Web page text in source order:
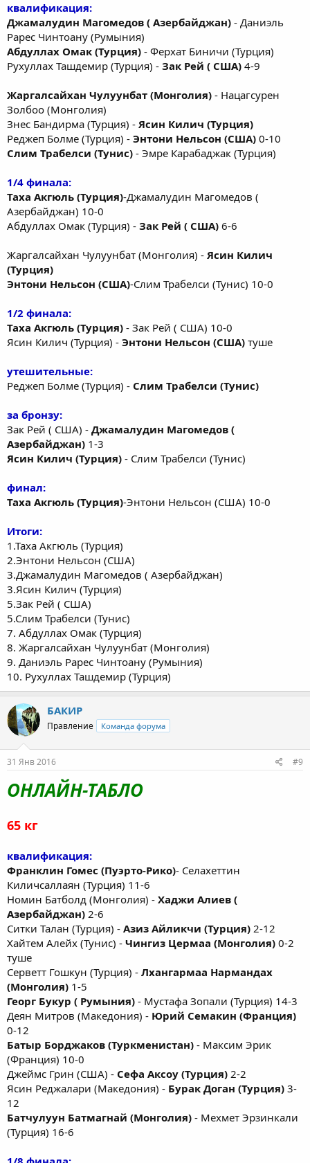
квалификация:
Джамалудин Магомедов ( Азербайджан) - Даниэль
Рарес Чинтоану (Румыния)
Абдуллах Омак (Турция) - Ферхат Биничи (Турция)
Рухуллах Ташдемир (Турция) - Зак Рей ( США) 4-9
Жаргалсайхан Чулуунбат (Монголия) - Нацагсурен
Золбоо (Монголия)
Знес Бандирма (Турция) - Ясин Килич (Турция)
Реджеп Болме (Турция) - Энтони Нельсон (США) 0-10
Слим Трабелси (Тунис) - Эмре Карабаджак (Турция)
1/4 финала:
Таха Акгюль (Турция)-Джамалудин Магомедов (
Азербайджан) 10-0
Абдуллах Омак (Турция) - Зак Рей ( США) 6-6
Жаргалсайхан Чулуунбат (Монголия) - Ясин Килич
(Турция)
Энтони Нельсон (США)-Слим Трабелси (Тунис) 10-0
1/2 финала:
Таха Акгюль (Турция) - Зак Рей ( США) 10-0
Ясин Килич (Турция) - Энтони Нельсон (США) туше
утешительные:
Реджеп Болме (Турция) - Слим Трабелси (Тунис)
за бронзу:
Зак Рей ( США) - Джамалудин Магомедов (
Азербайджан) 1-3
Ясин Килич (Турция) - Слим Трабелси (Тунис)
финал:
Таха Акгюль (Турция)-Энтони Нельсон (США) 10-0
Итоги:
1.Таха Акгюль (Турция)
2.Энтони Нельсон (США)
3.Джамалудин Магомедов ( Азербайджан)
3.Ясин Килич (Турция)
5.Зак Рей ( США)
5.Слим Трабелси (Тунис)
7. Абдуллах Омак (Турция)
8. Жаргалсайхан Чулуунбат (Монголия)
9. Даниэль Рарес Чинтоану (Румыния)
10. Рухуллах Ташдемир (Турция)
БАКИР
Правление Команда форума
31 Янв 2016 #9
ОНЛАЙН-ТАБЛО
65 кг
квалификация:
Франклин Гомес (Пуэрто-Рико)- Селахеттин
Киличсаллаян (Турция) 11-6
Номин Батболд (Монголия) - Хаджи Алиев (
Азербайджан) 2-6
Ситки Талан (Турция) - Азиз Айликчи (Турция) 2-12
Хайтем Алейх (Тунис) - Чингиз Цермаа (Монголия) 0-2
туше
Серветт Гошкун (Турция) - Лхангармаа Нармандах
(Монголия) 1-5
Георг Букур ( Румыния) - Мустафа Зопали (Турция) 14-3
Деян Митров (Македония) - Юрий Семакин (Франция)
0-12
Батыр Борджаков (Туркменистан) - Максим Эрик
(Франция) 10-0
Джеймс Грин (США) - Сефа Аксоу (Турция) 2-2
Ясин Реджалари (Македония) - Бурак Доган (Турция) 3-
12
Батчулуун Батмагнай (Монголия) - Мехмет Эрзинкали
(Турция) 16-6